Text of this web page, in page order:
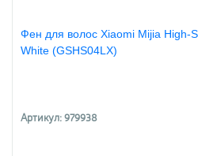
Фен для волос Xiaomi Mijia High-
White (GSHS04LX)
Артикул: 979938